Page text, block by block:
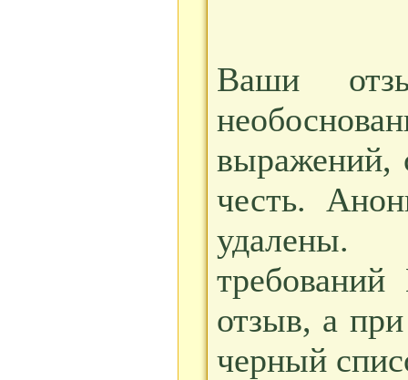
Ваши
выражений,
честь.
удалены.
отзыв, а
черный